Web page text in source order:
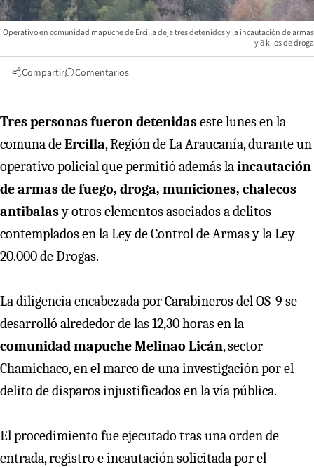
Operativo en comunidad mapuche de Ercilla deja tres detenidos y la incautación de armas
y 8 kilos de droga
Compartir Comentarios
Tres personas fueron detenidaseste lunes en la
comuna deErcilla, Región de La Araucanía, durante un
operativo policial que permitió además laincautación
de armas de fuego, droga, municiones, chalecos
antibalasy otros elementos asociados a delitos
contemplados en la Ley de Control de Armas y la Ley
20.000 de Drogas.
La diligencia encabezada por Carabineros del OS-9 se
desarrolló alrededor de las 12,30 horas en la
comunidad mapuche Melinao Licán, sector
Chamichaco, en el marco de una investigación por el
delito de disparos injustificados en la vía pública.
El procedimiento fue ejecutado tras una orden de
entrada, registro e incautación solicitada por el